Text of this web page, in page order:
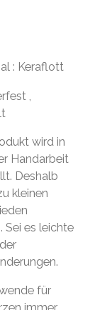
: Keraflott
,
wird in
Handarbeit
Deshalb
kleinen
Sei es leichte
für